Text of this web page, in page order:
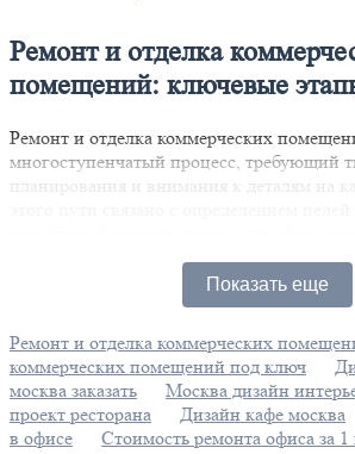
Ремонт и отделка
помещений: ключевые
Ремонт и отделка коммерческих
многоступенчатый процесс, требующий
планирования и внимания к деталям на
гармонично сочетать функциональность и
оформление пространства не только
и создает комфортные условия для
После завершения проектирования
выбора материалов и оборудования.
ориентироваться на качество и
обеспечить надежность в условиях
Показать еще
Ремонт и отделка коммерческих
коммерческих помещений под ключ
москва заказать
Москва дизайн
проект ресторана
Дизайн кафе москва
в офисе
Стоимость ремонта офиса за 1